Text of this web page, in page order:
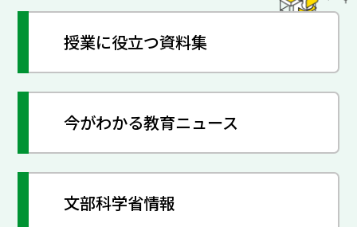
授業に役立つ資料集
今がわかる教育ニュース
文部科学省情報